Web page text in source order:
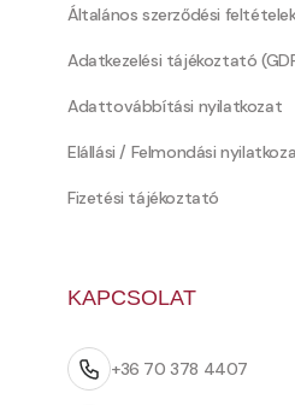
Általános szerződési
Adatkezelési tájékoztató
Adattovábbítási nyilatkozat
Elállási / Felmondási
Fizetési tájékoztató
KAPCSOLAT
+36 70 378 4407